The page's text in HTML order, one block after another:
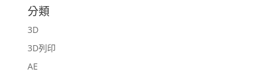
分類
3D
3D列印
AE